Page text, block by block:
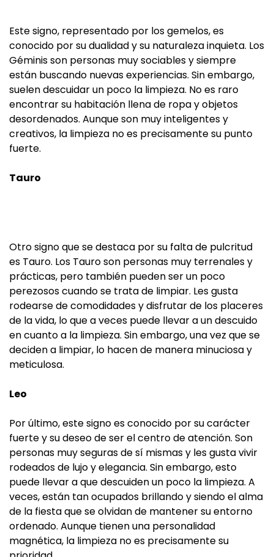
Este signo, representado por los gemelos, es
conocido por su dualidad y su naturaleza inquieta. Los
Géminis son personas muy sociables y siempre
están buscando nuevas experiencias. Sin embargo,
suelen descuidar un poco la limpieza. No es raro
encontrar su habitación llena de ropa y objetos
desordenados. Aunque son muy inteligentes y
creativos, la limpieza no es precisamente su punto
fuerte.
Tauro
Otro signo que se destaca por su falta de pulcritud
es Tauro. Los Tauro son personas muy terrenales y
prácticas, pero también pueden ser un poco
perezosos cuando se trata de limpiar. Les gusta
rodearse de comodidades y disfrutar de los placeres
de la vida, lo que a veces puede llevar a un descuido
en cuanto a la limpieza. Sin embargo, una vez que se
deciden a limpiar, lo hacen de manera minuciosa y
meticulosa.
Leo
Por último, este signo es conocido por su carácter
fuerte y su deseo de ser el centro de atención. Son
personas muy seguras de sí mismas y les gusta vivir
rodeados de lujo y elegancia. Sin embargo, esto
puede llevar a que descuiden un poco la limpieza. A
veces, están tan ocupados brillando y siendo el alma
de la fiesta que se olvidan de mantener su entorno
ordenado. Aunque tienen una personalidad
magnética, la limpieza no es precisamente su